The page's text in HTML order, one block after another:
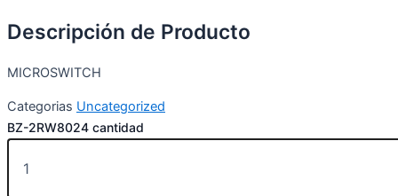
Descripción de Producto
MICROSWITCH
Categorias Uncategorized
BZ-2RW8024 cantidad